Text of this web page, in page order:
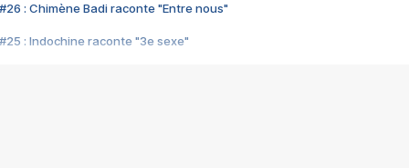
#26 : Chimène Badi raconte "Entre nous"
#25 : Indochine raconte "3e sexe"